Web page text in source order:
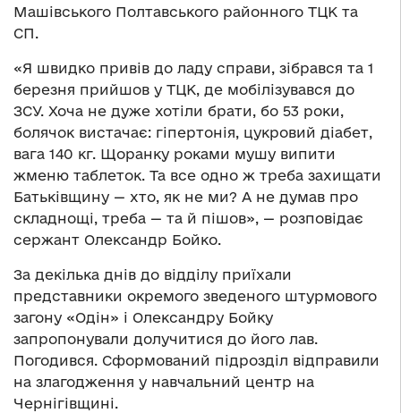
Машівського Полтавського районного ТЦК та
СП.
«Я швидко привів до ладу справи, зібрався та 1
березня прийшов у ТЦК, де мобілізувався до
ЗСУ. Хоча не дуже хотіли брати, бо 53 роки,
болячок вистачає: гіпертонія, цукровий діабет,
вага 140 кг. Щоранку роками мушу випити
жменю таблеток. Та все одно ж треба захищати
Батьківщину — хто, як не ми? А не думав про
складнощі, треба — та й пішов», — розповідає
сержант Олександр Бойко.
За декілька днів до відділу приїхали
представники окремого зведеного штурмового
загону «Одін» і Олександру Бойку
запропонували долучитися до його лав.
Погодився. Сформований підрозділ відправили
на злагодження у навчальний центр на
Чернігівщині.